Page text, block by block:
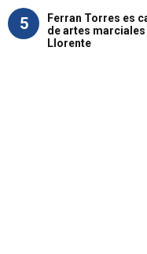
5
Ferran Torres es
de artes
Llorente